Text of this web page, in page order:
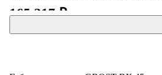
165 317 ₽